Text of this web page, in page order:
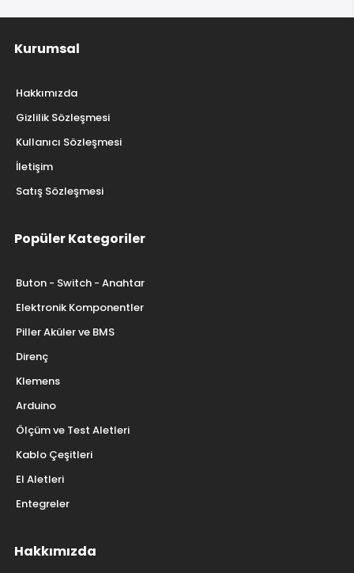
Kurumsal
Hakkımızda
Gizlilik Sözleşmesi
Kullanıcı Sözleşmesi
İletişim
Satış Sözleşmesi
Popüler Kategoriler
Buton - Switch - Anahtar
Elektronik Komponentler
Piller Aküler ve BMS
Direnç
Klemens
Arduino
Ölçüm ve Test Aletleri
Kablo Çeşitleri
El Aletleri
Entegreler
Hakkımızda